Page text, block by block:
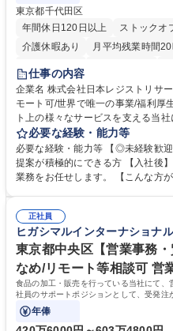
東京都千代田区
年間休日120日以上
ストックオ
介護休暇あり
月平均残業時間
住宅手当あり
完全週休2日制
交通費支給 駅
仕事の内容
企業名 株式会社日本レジストリサービス 求人名 【総務】未経験
モート可/世界で唯一の事業/福利厚生◎/再雇用有 仕事
ト上の様々なサービスを支える当
討、イベント運営などの幅広い業
や成長に貢献している部署です。 会社の全メンバーが安心して長く成果を
発揮できる環境を整えるために、
新たな施策検討を積極的に行って
幅広い業務の体得が可能で、多様
募集職種 【総務】未経験歓迎◎/リ
再雇用有
必要な経験・能力等
必要な経験・能力等 【◎未経験歓
提案が積極的にできる方 【入社後
業務をお任せします。 【こんな方が活躍できる職種です】 ・仕組化が好
対処できる・新しいことに興味関
取得や通信教育など費用の80%（
賃の50%（月額7万円まで）を補助 学歴・資格 学歴：大学院 大学 語学
力： 資格：
正社員
ヒガシマルインターナショナ
東京都中央区【営業事務
なめ/リモート等相談可 営
食品の加工・販売を行っている当社にて
社員のサポートポジションとして、受発注
事業の根幹を支えていただきます。
年俸